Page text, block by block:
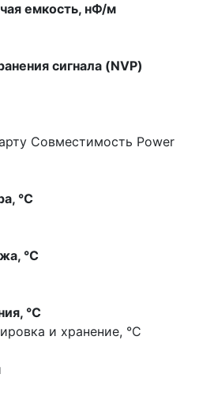
емкость, нФ/м
сигнала (NVP)
Совместимость Power
°С
°С
°С
и хранение, °С